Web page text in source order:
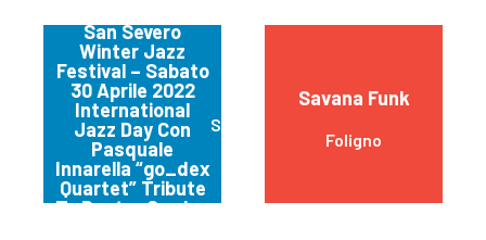
San Severo
Winter Jazz
Festival – Sabato
30 Aprile 2022
International
Jazz Day Con
Pasquale
Innarella “go_dex
Quartet” Tribute
To Dexter Gordon
San Severo Fg
Savana Funk
Foligno